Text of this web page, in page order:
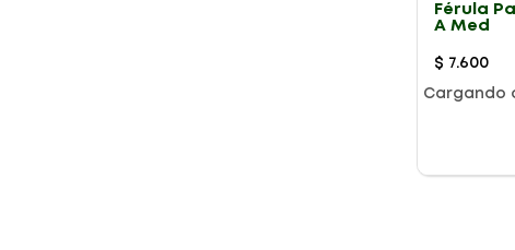
Férula
A Med
$ 7.600
Cargando